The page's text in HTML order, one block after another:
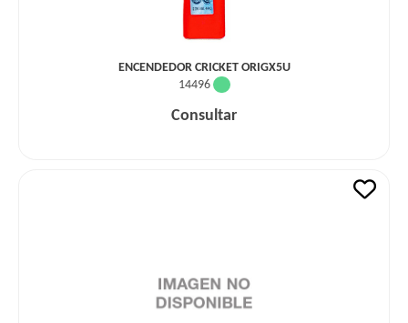
ENCENDEDOR CRICKET ORIGX5U
14496
Consultar